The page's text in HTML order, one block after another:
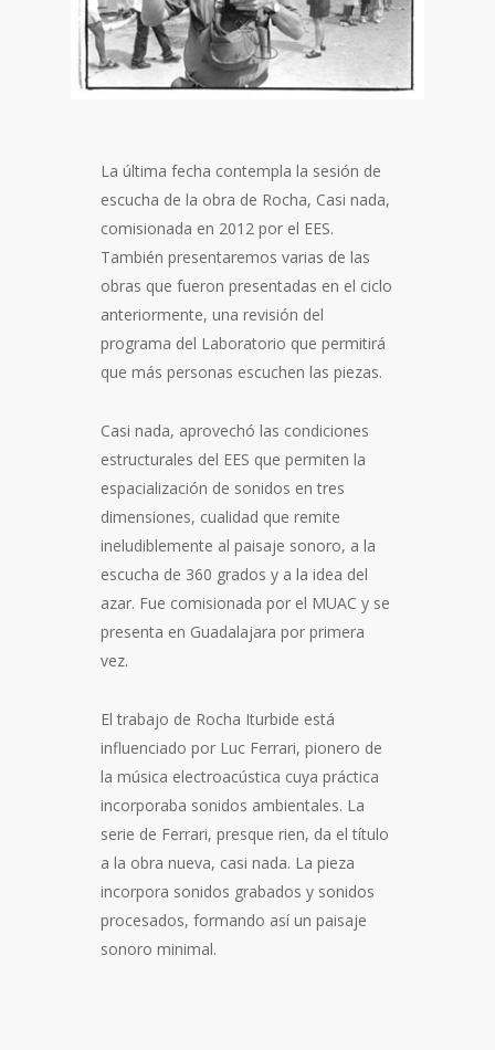
La última fecha contempla la sesión de
escucha de la obra de Rocha, Casi nada,
comisionada en 2012 por el EES.
También presentaremos varias de las
obras que fueron presentadas en el ciclo
anteriormente, una revisión del
programa del Laboratorio que permitirá
que más personas escuchen las piezas.
Casi nada, aprovechó las condiciones
estructurales del EES que permiten la
espacialización de sonidos en tres
dimensiones, cualidad que remite
ineludiblemente al paisaje sonoro, a la
escucha de 360 grados y a la idea del
azar. Fue comisionada por el MUAC y se
presenta en Guadalajara por primera
vez.
El trabajo de Rocha Iturbide está
influenciado por Luc Ferrari, pionero de
la música electroacústica cuya práctica
incorporaba sonidos ambientales. La
serie de Ferrari, presque rien, da el título
a la obra nueva, casi nada. La pieza
incorpora sonidos grabados y sonidos
procesados, formando así un paisaje
sonoro minimal.